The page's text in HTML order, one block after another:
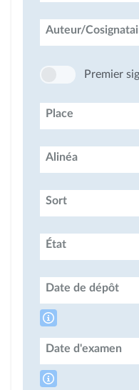
Auteur/
Premier
Place
Alinéa
Sort
État
Date de dépôt
Date d'examen